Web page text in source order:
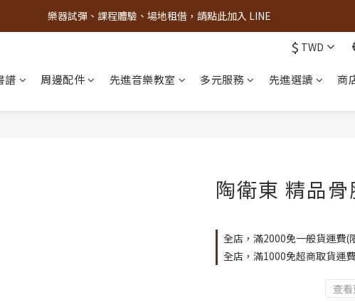
古亭門市 + 先進音樂教室週末假日皆有營業
樂器試彈、課程體驗、場地租借，請點此加入 LINE
$ TWD
譜 周邊配件 先進音樂教室 多元服務 先進選讀 商
陶衛東 精品骨
全店，滿2000免一般貨運費(
全店，滿1000免超商取貨運
查